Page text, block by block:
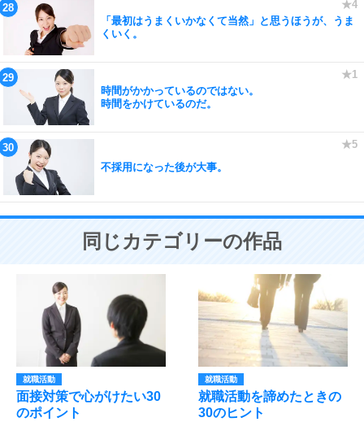
「最初はうまくいかなくて当然」と思うほうが、うま
くいく。
時間がかかっているのではない。
時間をかけているのだ。
不採用になった後が大事。
同じカテゴリーの作品
就職活動
面接対策で心がけたい30
のポイント
就職活動
就職活動を諦めたときの
30のヒント